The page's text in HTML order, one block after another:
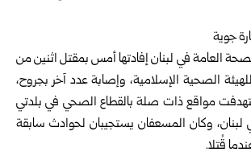
جوية
العامة في لبنان إفادتها أمس بمقتل اثنين من
الصحية الإسلامية، وإصابة عدد آخر بجروح،
مواقع ذات صلة بالقطاع الصحي في بلدتي
لبنان، وكان المسعفان يستجيبان لحوادث سابقة
قُتلا.‏